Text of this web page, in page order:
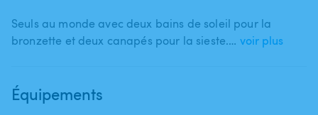
Seuls au monde avec deux bains de soleil pour la
bronzette et deux canapés pour la sieste.… voir plus
Équipements